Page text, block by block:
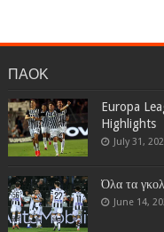
ΠΑΟΚ
Europa
Highlights
July 31,
Όλα τα
June 14,